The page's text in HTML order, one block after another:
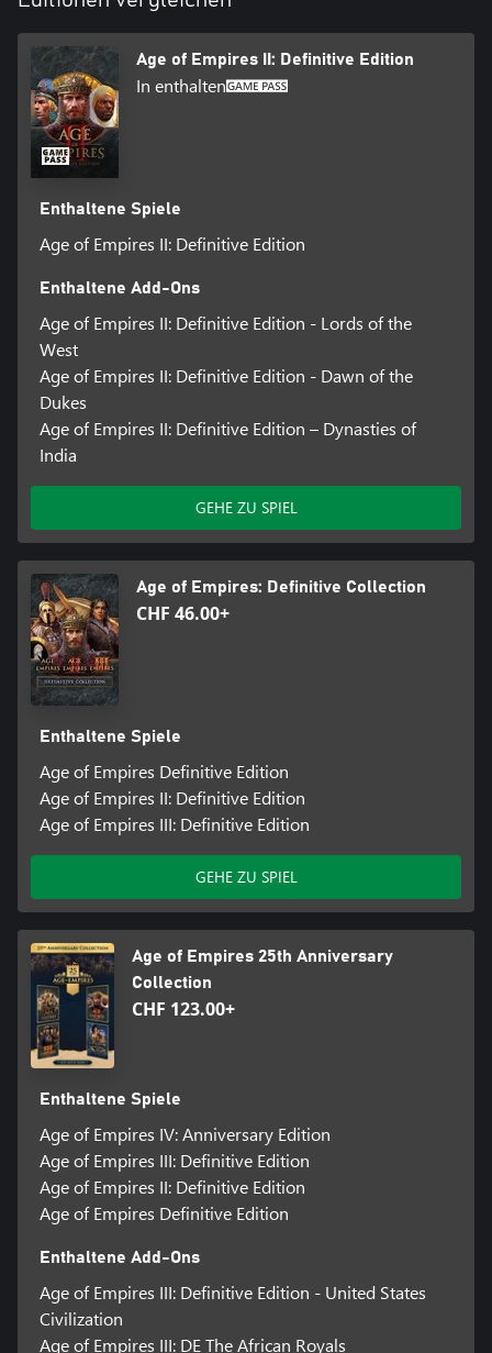
Age of Empires II: Definitive Edition
In enthalten
Enthaltene Spiele
Age of Empires II: Definitive Edition
Enthaltene Add-Ons
Age of Empires II: Definitive Edition - Lords of the
West
Age of Empires II: Definitive Edition - Dawn of the
Dukes
Age of Empires II: Definitive Edition – Dynasties of
India
GEHE ZU SPIEL
Age of Empires: Definitive Collection
CHF 46.00+
Enthaltene Spiele
Age of Empires Definitive Edition
Age of Empires II: Definitive Edition
Age of Empires III: Definitive Edition
GEHE ZU SPIEL
Age of Empires 25th Anniversary
Collection
CHF 123.00+
Enthaltene Spiele
Age of Empires IV: Anniversary Edition
Age of Empires III: Definitive Edition
Age of Empires II: Definitive Edition
Age of Empires Definitive Edition
Enthaltene Add-Ons
Age of Empires III: Definitive Edition - United States
Civilization
Age of Empires III: DE The African Royals